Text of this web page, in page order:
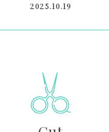
2025.10.19